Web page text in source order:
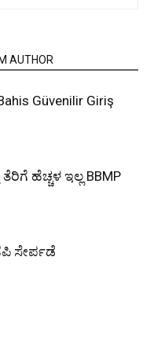
AUTHOR
Güvenilir Giriş
ತೆರಿಗೆ ಹೆಚ್ಚಳ ಇಲ್ಲ BBMP
ಸೇರ್ಪಡೆ